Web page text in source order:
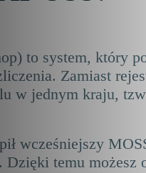
to system, który
Zamiast
w jednym kraju,
wcześniejszy
Dzięki temu możesz